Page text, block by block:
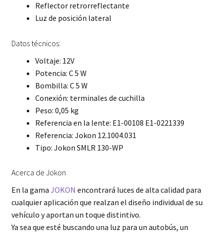
Reflector retrorreflectante
Luz de posición lateral
Datos técnicos:
Voltaje: 12V
Potencia: C 5 W
Bombilla: C 5 W
Conexión: terminales de cuchilla
Peso: 0,05 kg
Referencia en la lente: E1-00108 E1-0221339
Referencia: Jokon 12.1004.031
Tipo: Jokon SMLR 130-WP
Acerca de Jokon
En la gama JOKON encontrará luces de alta calidad para
cualquier aplicación que realzan el diseño individual de su
vehículo y aportan un toque distintivo.
Ya sea que esté buscando una luz para un autobús, un